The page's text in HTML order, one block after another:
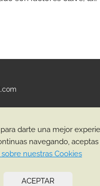
darte una mejor
navegando, aceptas
nuestras Cookies
ACEPTAR